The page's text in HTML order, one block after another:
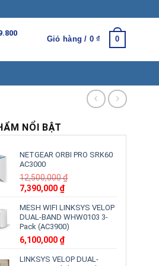
Giỏ hàng / 0₫ 0
NỔI BẬT
NETGEAR ORBI PRO SRK60
AC3000
12,500,000₫
Giá
là:
12,500,000 ₫.
7,390,000 ₫Giá
tại
là:
7,390,000 ₫.
MESH WIFI LINKSYS VELOP
DUAL-BAND WHW0103 3-
Pack (AC3900)
6,100,000 ₫
LINKSYS VELOP DUAL-